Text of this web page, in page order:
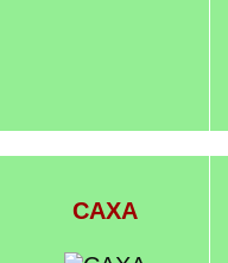
САХА